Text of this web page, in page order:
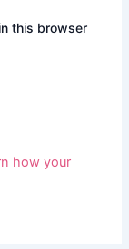
this browser
how your